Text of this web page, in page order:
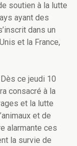
soutien à la lutte
ayant des
dans un
et la France,
ce jeudi 10
consacré à la
et la lutte
et de
alarmante ces
la survie de